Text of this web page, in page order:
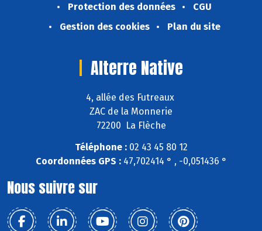
Protection des données
CGU
Gestion des cookies
Plan du site
Alterre Native
4, allée des Futreaux
ZAC de la Monnerie
72200 La Flèche
Téléphone :02 43 45 80 12
Coordonnées GPS :47,702414 ° , -0,051436 °
Nous suivre sur